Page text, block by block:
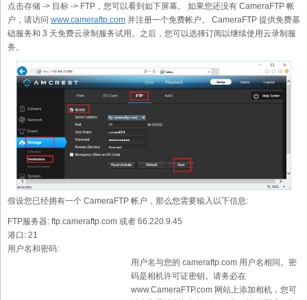
点击存储 -> 目标 -> FTP，您可以看到如下屏幕。 如果您还没有 CameraFTP 帐
户，请访问 www.cameraftp.com 并注册一个免费帐户。 CameraFTP 提供免费基
础服务和 3 天免费云录制服务试用。之后，您可以选择订阅以继续使用云录制服
务。
假设您已经拥有一个 CameraFTP 帐户，那么您需要输入以下信息:
FTP服务器: ftp.cameraftp.com 或者 66.220.9.45
港口: 21
用户名和密码:
用户名与您的 cameraftp.com 用户名相同。密
码是相机许可证密钥。请务必在
www.CameraFTP.com 网站上添加相机，您可